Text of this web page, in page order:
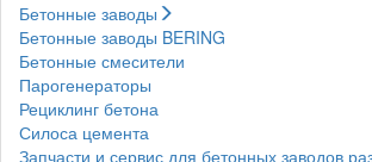
Бетонные заводы
Бетонные заводы BERING
Бетонные смесители
Парогенераторы
Рециклинг бетона
Силоса цемента
Запчасти и сервис для бетонных заводов